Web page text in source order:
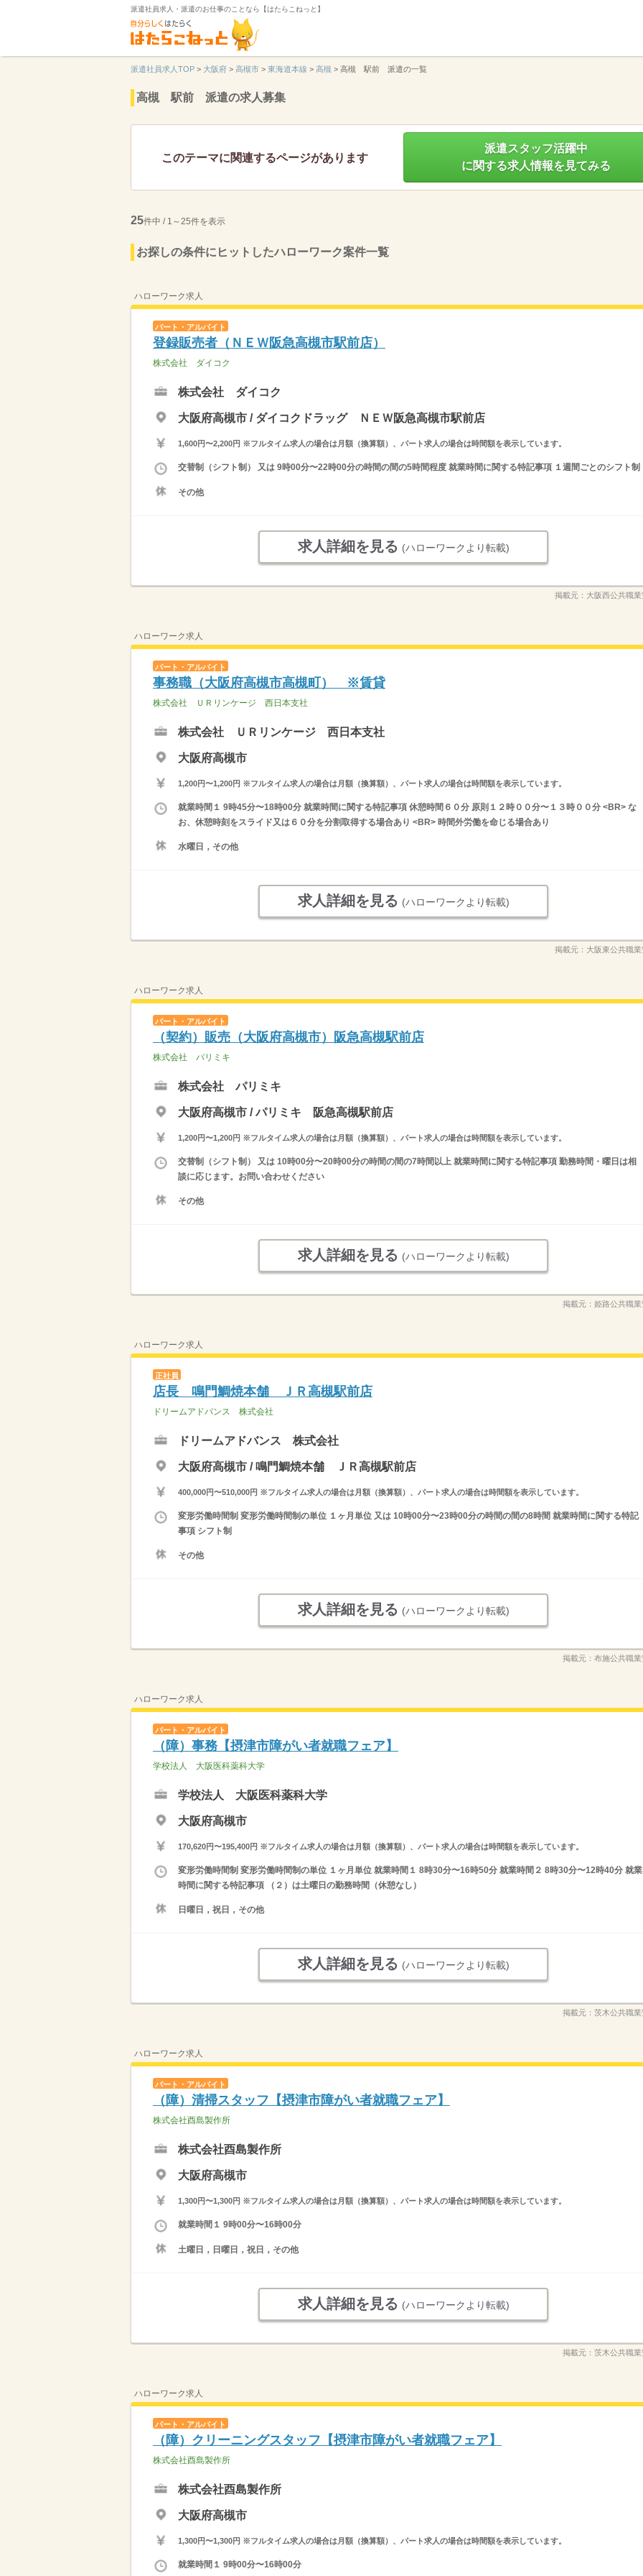
派遣社員求人・派遣のお仕事のことなら【はたらこねっと】
派遣社員求人TOP > 大阪府 > 高槻市 > 東海道本線 > 高槻 > 高槻 駅前 派遣の一覧
高槻 駅前 派遣の求人募集
このテーマに関連するページがあります
派遣スタッフ活躍中
に関する求人情報を見てみる
25件中 / 1～25件を表示
お探しの条件にヒットしたハローワーク案件一覧
ハローワーク求人
パート・アルバイト
登録販売者（ＮＥＷ阪急高槻市駅前店）
株式会社 ダイコク
株式会社 ダイコク
大阪府高槻市 / ダイコクドラッグ ＮＥＷ阪急高槻市駅前店
1,600円〜2,200円 ※フルタイム求人の場合は月額（換算額）、パート求人の場合は時間額を表示しています。
交替制（シフト制） 又は 9時00分〜22時00分の時間の間の5時間程度 就業時間に関する特記事項 １週間ごとのシフト制
その他
求人詳細を見る (ハローワークより転載)
掲載元： 大阪西公共職
ハローワーク求人
パート・アルバイト
事務職（大阪府高槻市高槻町） ※賃貸
株式会社 ＵＲリンケージ 西日本支社
株式会社 ＵＲリンケージ 西日本支社
大阪府高槻市
1,200円〜1,200円 ※フルタイム求人の場合は月額（換算額）、パート求人の場合は時間額を表示しています。
就業時間１ 9時45分〜18時00分 就業時間に関する特記事項 休憩時間６０分 原則１２時００分〜１３時００分 <BR> な
お、休憩時刻をスライド又は６０分を分割取得する場合あり <BR> 時間外労働を命じる場合あり
水曜日，その他
求人詳細を見る (ハローワークより転載)
掲載元： 大阪東公共職
ハローワーク求人
パート・アルバイト
（契約）販売（大阪府高槻市）阪急高槻駅前店
株式会社 パリミキ
株式会社 パリミキ
大阪府高槻市 / パリミキ 阪急高槻駅前店
1,200円〜1,200円 ※フルタイム求人の場合は月額（換算額）、パート求人の場合は時間額を表示しています。
交替制（シフト制） 又は 10時00分〜20時00分の時間の間の7時間以上 就業時間に関する特記事項 勤務時間・曜日は相
談に応じます。お問い合わせください
その他
求人詳細を見る (ハローワークより転載)
掲載元： 姫路公共職
ハローワーク求人
正社員
店長 鳴門鯛焼本舗 ＪＲ高槻駅前店
ドリームアドバンス 株式会社
ドリームアドバンス 株式会社
大阪府高槻市 / 鳴門鯛焼本舗 ＪＲ高槻駅前店
400,000円〜510,000円 ※フルタイム求人の場合は月額（換算額）、パート求人の場合は時間額を表示しています。
変形労働時間制 変形労働時間制の単位 １ヶ月単位 又は 10時00分〜23時00分の時間の間の8時間 就業時間に関する特記
事項 シフト制
その他
求人詳細を見る (ハローワークより転載)
掲載元： 布施公共職
ハローワーク求人
パート・アルバイト
（障）事務【摂津市障がい者就職フェア】
学校法人 大阪医科薬科大学
学校法人 大阪医科薬科大学
大阪府高槻市
170,620円〜195,400円 ※フルタイム求人の場合は月額（換算額）、パート求人の場合は時間額を表示しています。
変形労働時間制 変形労働時間制の単位 １ヶ月単位 就業時間１ 8時30分〜16時50分 就業時間２ 8時30分〜12時40分 就業
時間に関する特記事項 （２）は土曜日の勤務時間（休憩なし）
日曜日，祝日，その他
求人詳細を見る (ハローワークより転載)
掲載元： 茨木公共職
ハローワーク求人
パート・アルバイト
（障）清掃スタッフ【摂津市障がい者就職フェア】
株式会社酉島製作所
株式会社酉島製作所
大阪府高槻市
1,300円〜1,300円 ※フルタイム求人の場合は月額（換算額）、パート求人の場合は時間額を表示しています。
就業時間１ 9時00分〜16時00分
土曜日，日曜日，祝日，その他
求人詳細を見る (ハローワークより転載)
掲載元： 茨木公共職
ハローワーク求人
パート・アルバイト
（障）クリーニングスタッフ【摂津市障がい者就職フェア】
株式会社酉島製作所
株式会社酉島製作所
大阪府高槻市
1,300円〜1,300円 ※フルタイム求人の場合は月額（換算額）、パート求人の場合は時間額を表示しています。
就業時間１ 9時00分〜16時00分